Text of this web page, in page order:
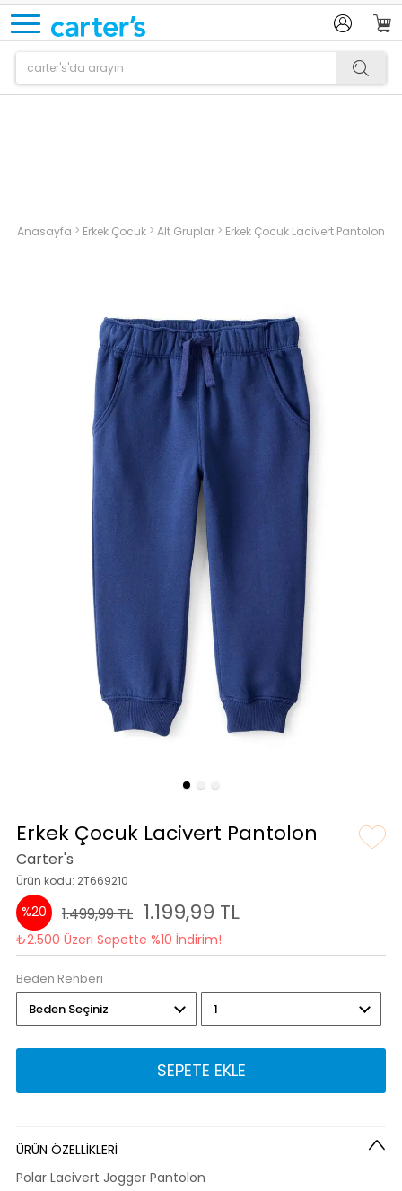
Anasayfa > Erkek Çocuk > Alt Gruplar > Erkek Çocuk Lacivert Pantolon
Erkek Çocuk Lacivert Pantolon
Carter's
Ürün kodu: 2T669210
%20 1.499,99 TL 1.199,99 TL
₺2.500 Üzeri Sepette %10 İndirim!
Beden Rehberi
SEPETE EKLE
ÜRÜN ÖZELLİKLERİ
Polar Lacivert Jogger Pantolon
Ürün sepetinize eklenmiştir.